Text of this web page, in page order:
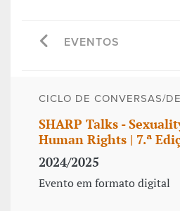
EVENTOS
CICLO DE CONVERSAS/
SHARP Talks -
Human Rights | 7.ª
2024/2025
Evento em formato digital